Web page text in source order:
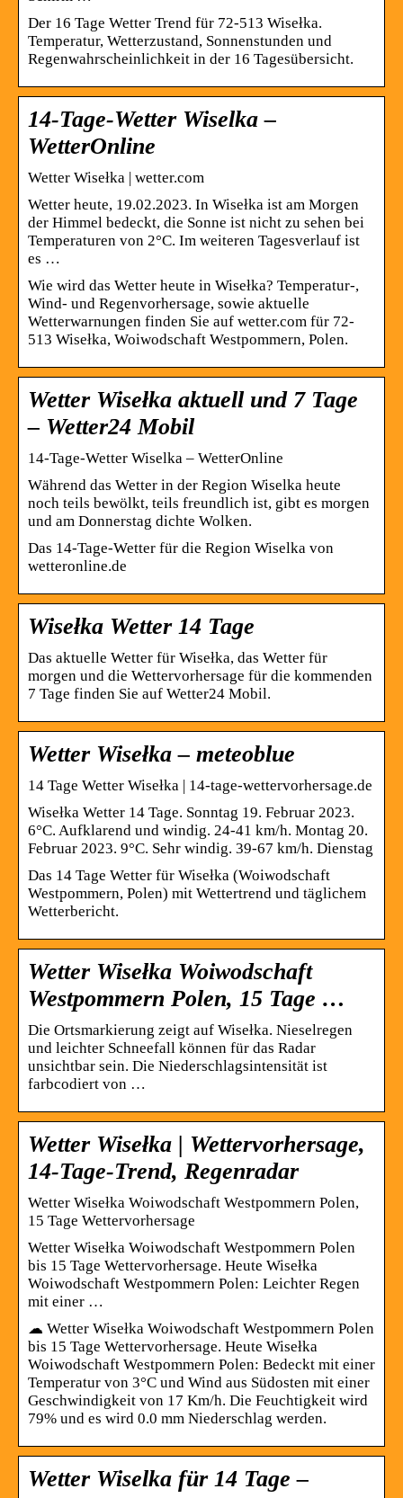
Der 16 Tage Wetter Trend für 72-513 Wisełka.
Temperatur, Wetterzustand, Sonnenstunden und
Regenwahrscheinlichkeit in der 16 Tagesübersicht.
14-Tage-Wetter Wiselka –
WetterOnline
Wetter Wisełka | wetter.com
Wetter heute, 19.02.2023. In Wisełka ist am Morgen
der Himmel bedeckt, die Sonne ist nicht zu sehen bei
Temperaturen von 2°C. Im weiteren Tagesverlauf ist
es …
Wie wird das Wetter heute in Wisełka? Temperatur-,
Wind- und Regenvorhersage, sowie aktuelle
Wetterwarnungen finden Sie auf wetter.com für 72-
513 Wisełka, Woiwodschaft Westpommern, Polen.
Wetter Wisełka aktuell und 7 Tage
– Wetter24 Mobil
14-Tage-Wetter Wiselka – WetterOnline
Während das Wetter in der Region Wiselka heute
noch teils bewölkt, teils freundlich ist, gibt es morgen
und am Donnerstag dichte Wolken.
Das 14-Tage-Wetter für die Region Wiselka von
wetteronline.de
Wisełka Wetter 14 Tage
Das aktuelle Wetter für Wisełka, das Wetter für
morgen und die Wettervorhersage für die kommenden
7 Tage finden Sie auf Wetter24 Mobil.
Wetter Wisełka – meteoblue
14 Tage Wetter Wisełka | 14-tage-wettervorhersage.de
Wisełka Wetter 14 Tage. Sonntag 19. Februar 2023.
6°C. Aufklarend und windig. 24-41 km/h. Montag 20.
Februar 2023. 9°C. Sehr windig. 39-67 km/h. Dienstag
Das 14 Tage Wetter für Wisełka (Woiwodschaft
Westpommern, Polen) mit Wettertrend und täglichem
Wetterbericht.
Wetter Wisełka Woiwodschaft
Westpommern Polen, 15 Tage …
Die Ortsmarkierung zeigt auf Wisełka. Nieselregen
und leichter Schneefall können für das Radar
unsichtbar sein. Die Niederschlagsintensität ist
farbcodiert von …
Wetter Wisełka | Wettervorhersage,
14-Tage-Trend, Regenradar
Wetter Wisełka Woiwodschaft Westpommern Polen,
15 Tage Wettervorhersage
Wetter Wisełka Woiwodschaft Westpommern Polen
bis 15 Tage Wettervorhersage. Heute Wisełka
Woiwodschaft Westpommern Polen: Leichter Regen
mit einer …
☁ Wetter Wisełka Woiwodschaft Westpommern Polen
bis 15 Tage Wettervorhersage. Heute Wisełka
Woiwodschaft Westpommern Polen: Bedeckt mit einer
Temperatur von 3°C und Wind aus Südosten mit einer
Geschwindigkeit von 17 Km/h. Die Feuchtigkeit wird
79% und es wird 0.0 mm Niederschlag werden.
Wetter Wiselka für 14 Tage –